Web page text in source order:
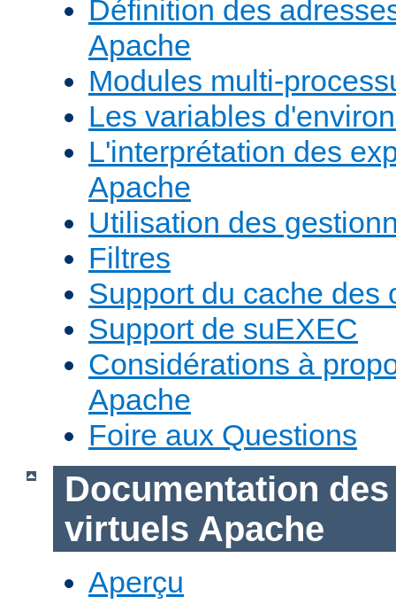
Définition des
Apache
Modules multi-
Les variables
L'interprétation des
Apache
Utilisation des
Filtres
Support du cache des
Support de suEXEC
Considérations à
Apache
Foire aux Questions
Documentation
virtuels Apache
Aperçu